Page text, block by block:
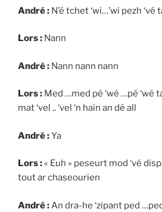
André : N’é tchet ‘wi…’wi pezh ‘vé
Lors : Nann
André : Nann nann nann
Lors : Med …med pé ‘wé …pé ‘wé
mat ‘vel .. ‘vel ‘n hain an dé all
André :Ya
Lors :« Euh » peseurt mod ‘vé
tout ar chaseourien
André : An dra-he ‘zipant ped